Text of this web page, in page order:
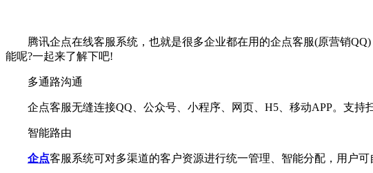
腾讯企点在线客服系统，也就是很多企业都在用的企点客服(原营销QQ)
能呢?一起来了解下吧!
多通路沟通
企点客服无缝连接QQ、公众号、小程序、网页、H5、移动APP。支持
智能路由
企点客服系统可对多渠道的客户资源进行统一管理、智能分配，用户